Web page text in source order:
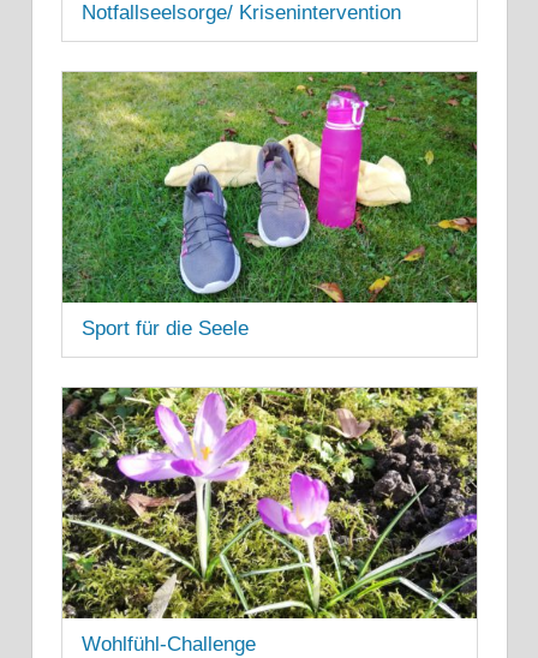
Notfallseelsorge/ Krisenintervention
8. SEPTEMBER 2022
Sport für die Seele
16. AUGUST 2021
Wohlfühl-Challenge